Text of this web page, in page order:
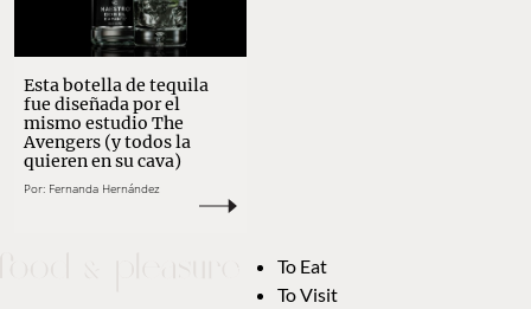
Esta botella de tequila
fue diseñada por el
mismo estudio The
Avengers (y todos la
quieren en su cava)
Por: Fernanda Hernández
To Eat
To Visit